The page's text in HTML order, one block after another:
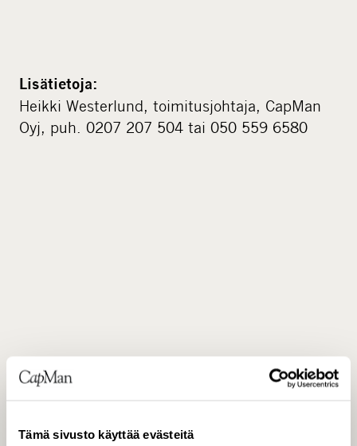
Tämä sivusto käyttää evästeitä
Lisätietoja:
Heikki Westerlund, toimitusjohtaja, CapMan
Oyj, puh. 0207 207 504 tai 050 559 6580